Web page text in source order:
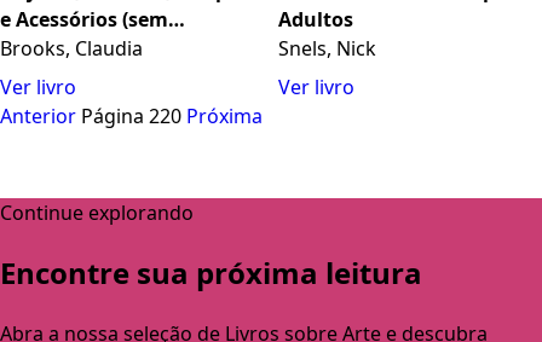
e Acessórios (sem
gramática) (Portuguese
Edition)
Brooks, Claudia
Ver livro
Adultos
Snels, Nick
Ver livro
Anterior Página 220 Próxima
Continue explorando
Encontre sua próxima leitura
Abra a nossa seleção de Livros sobre Arte e descubra